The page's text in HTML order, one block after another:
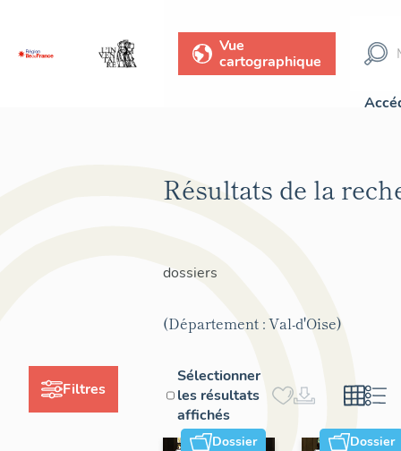
Vue
cartographique
Filtres
Résultats de la
dossiers
(Département : Val-d'Oise)
Sélectionner
les résultats
affichés
Dossier Dossier